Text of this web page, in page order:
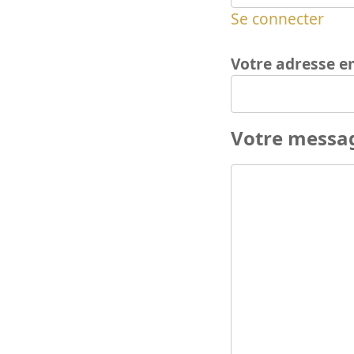
Se connecter
Votre adresse
Votre